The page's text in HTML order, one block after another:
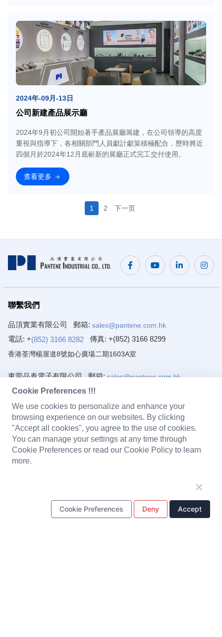
2024年-09月-13日
公司新建產品展示廳
2024年9月初公司開始著手產品展廳籌建，在公司領導的高度
重視與指導下，各相關部門人員獻計獻策積極配合，歷時將近
四個月於2024年12月底嶄新的展廳正式完工交付使用。
查看更多
1 2 下一页
聯繫我們
品頂實業有限公司 郵箱: sales@pantene.com.hk
電話: +(852) 3166 8282 傳真: +(852) 3166 8299
香港荃灣楊屋道8號如心廣場二期1603A室
東莞品泰電子有限公司 郵箱:sales@pantene.com.hk
電話: +(86) 769 8222 2231
廣東省東莞市寮步鎮藥勒源豐路7號1樓～4樓
產品中心
電磁閥線圈 充電器 可攜式移動電源 電池組
五金衝壓件
Cookie Preferences !!!
We use cookies to personalize and enhance your
browsing experience on our websites. By clicking
"Accept all cookies", you agree to the use of cookies.
You can manage your settings at any time through
Cookie Preferences or read our Cookie Policy to learn
more.
Cookie Preferences Deny Accept